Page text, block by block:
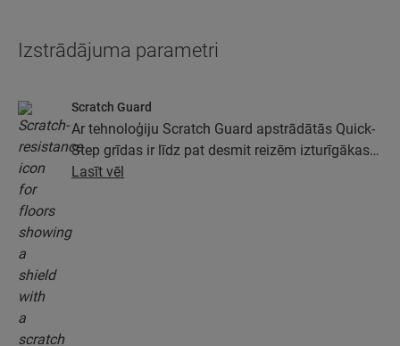
Izstrādājuma parametri
Scratch Guard
Ar tehnoloģiju Scratch Guard apstrādātās Quick-
Step grīdas ir līdz pat desmit reizēm izturīgākas
pret skrāpējumiem nekā grīdas, kas nav
Lasīt vēl